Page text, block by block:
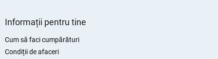
Informații pentru tine
Cum să faci cumpărături
Condiții de afaceri